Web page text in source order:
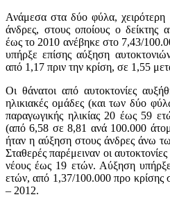
Ανάμεσα στα δύο φύλα, χειρότερη
άνδρες, στους οποίους ο δείκτης
έως το 2010 ανέβηκε στο 7,43/
υπήρξε επίσης αύξηση
από 1,17 πριν την κρίση, σε 1,55
Οι θάνατοι από αυτοκτονίες
ηλικιακές ομάδες (και των δύο
παραγωγικής ηλικίας 20 έως 59
(από 6,58 σε 8,81 ανά 100.000
ήταν η αύξηση στους άνδρες άνω
Σταθερές παρέμειναν οι
νέους έως 19 ετών. Αύξηση
ετών, από 1,37/100.000 προ κρίσης
– 2012.